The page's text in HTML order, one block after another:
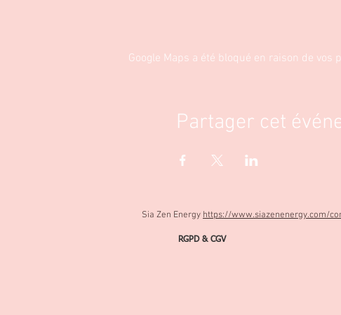
Google Maps a été bloqué en raison de
Partager cet
Sia Zen Energy https://www.siazenenergy.com/
RGPD & CGV